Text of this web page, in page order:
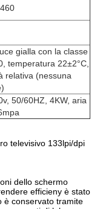
gialla con la classe
temperatura 22±2°C,
relativa (nessuna
50/60HZ, 4KW, aria
televisivo 133lpi/dpi
dello schermo
efficieny è stato
è conservato tramite